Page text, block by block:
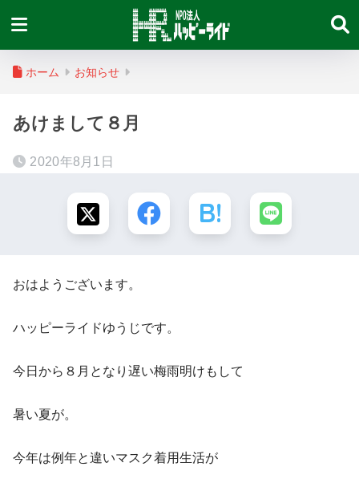
ホーム お知らせ
あけまして８月
2020年8月1日
‏おはようございます。
ハッピーライドゆうじです。
今日から８月となり遅い梅雨明けもして
暑い夏が。
今年は例年と違いマスク着用生活が